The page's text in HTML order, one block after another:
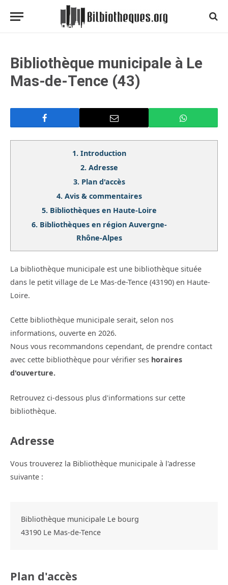
Bibliothèque municipale à Le
Mas-de-Tence (43)
1. Introduction
2. Adresse
3. Plan d'accès
4. Avis & commentaires
5. Bibliothèques en Haute-Loire
6. Bibliothèques en région Auvergne-
Rhône-Alpes
La bibliothèque municipale est une bibliothèque située
dans le petit village de Le Mas-de-Tence (43190) en Haute-
Loire.
Cette bibliothèque municipale serait, selon nos
informations, ouverte en 2026.
Nous vous recommandons cependant, de prendre contact
avec cette bibliothèque pour vérifier ses horaires
d'ouverture.
Retrouvez ci-dessous plus d'informations sur cette
bibliothèque.
Adresse
Vous trouverez la Bibliothèque municipale à l'adresse
suivante :
Bibliothèque municipale Le bourg
43190 Le Mas-de-Tence
Plan d'accès